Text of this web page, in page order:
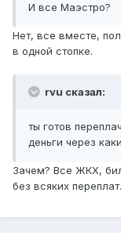
И все Маэстро?
Нет, все вместе,
в одной стопке.
rvu сказал:
ты готов
деньги через
Зачем? Все ЖКХ,
без всяких переплат.